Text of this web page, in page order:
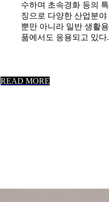
수하며 초속경화 등의 특
징으로 다양한 산업분야
뿐만 아니라 일반 생활용
품에서도 응용되고 있다.
READ MORE